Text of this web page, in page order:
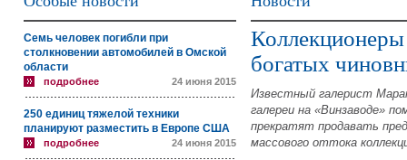
Семь человек погибли при
столкновении автомобилей в Омской
области
подробнее 24 июня 2015
250 единиц тяжелой техники
планируют разместить в Европе США
подробнее 24 июня 2015
Коллекционеры
богатых
Известный галерист
галереи на «Винзаводе»
прекратят продавать
массового оттока